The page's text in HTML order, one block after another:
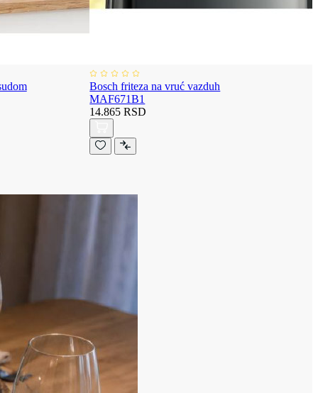
Bosch friteza na vruć vazduh
MAF671B1
14.865 RSD